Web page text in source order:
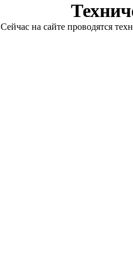
Сейчас на сайте проводятся